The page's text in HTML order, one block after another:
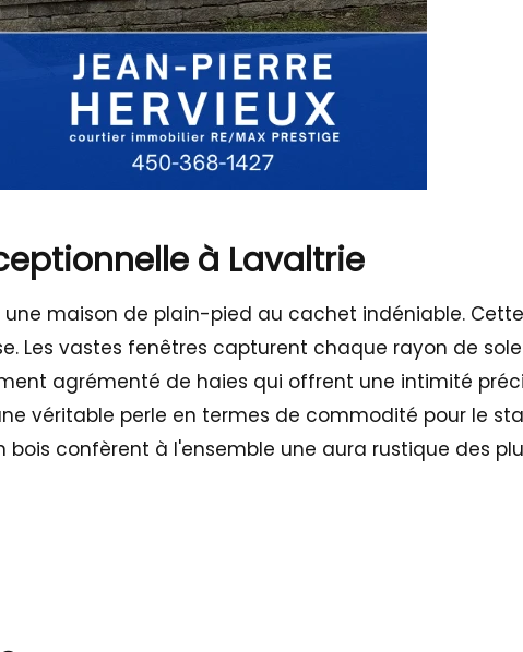
à Lavaltrie
maison de plain-pied au cachet indéniable.
Les vastes fenêtres capturent chaque rayon de
agrémenté de haies qui offrent une intimité
véritable perle en termes de commodité pour le
confèrent à l'ensemble une aura rustique des